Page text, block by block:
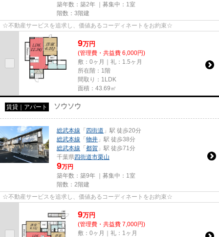
築年数：築2年 ｜募集中： 1室
階数：3階建
☆不動産サービスを追求し、価値あるコーディネートをお約束☆
9万円
(管理費・共益費 6,000円)
敷：0ヶ月｜礼：1.5ヶ月
所在階：1階
間取り：1LDK
面積：43.69㎡
賃貸｜アパート ソウソウ
総武本線 「四街道 」駅 徒歩20分
総武本線 「物井 」駅 徒歩38分
総武本線 「都賀 」駅 徒歩71分
千葉県四街道市栗山
9万円
築年数：築9年 ｜募集中： 1室
階数：2階建
☆不動産サービスを追求し、価値あるコーディネートをお約束☆
9万円
(管理費・共益費 7,000円)
敷：0ヶ月｜礼：1ヶ月